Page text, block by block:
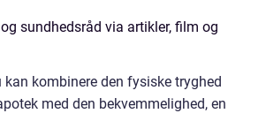
sundhedsråd via artikler, film og
kan kombinere den fysiske tryghed
med den bekvemmelighed, en